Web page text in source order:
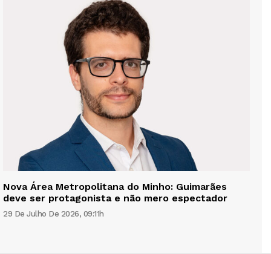
Nova Área Metropolitana do Minho: Guimarães
deve ser protagonista e não mero espectador
29 De Julho De 2026, 09:11h